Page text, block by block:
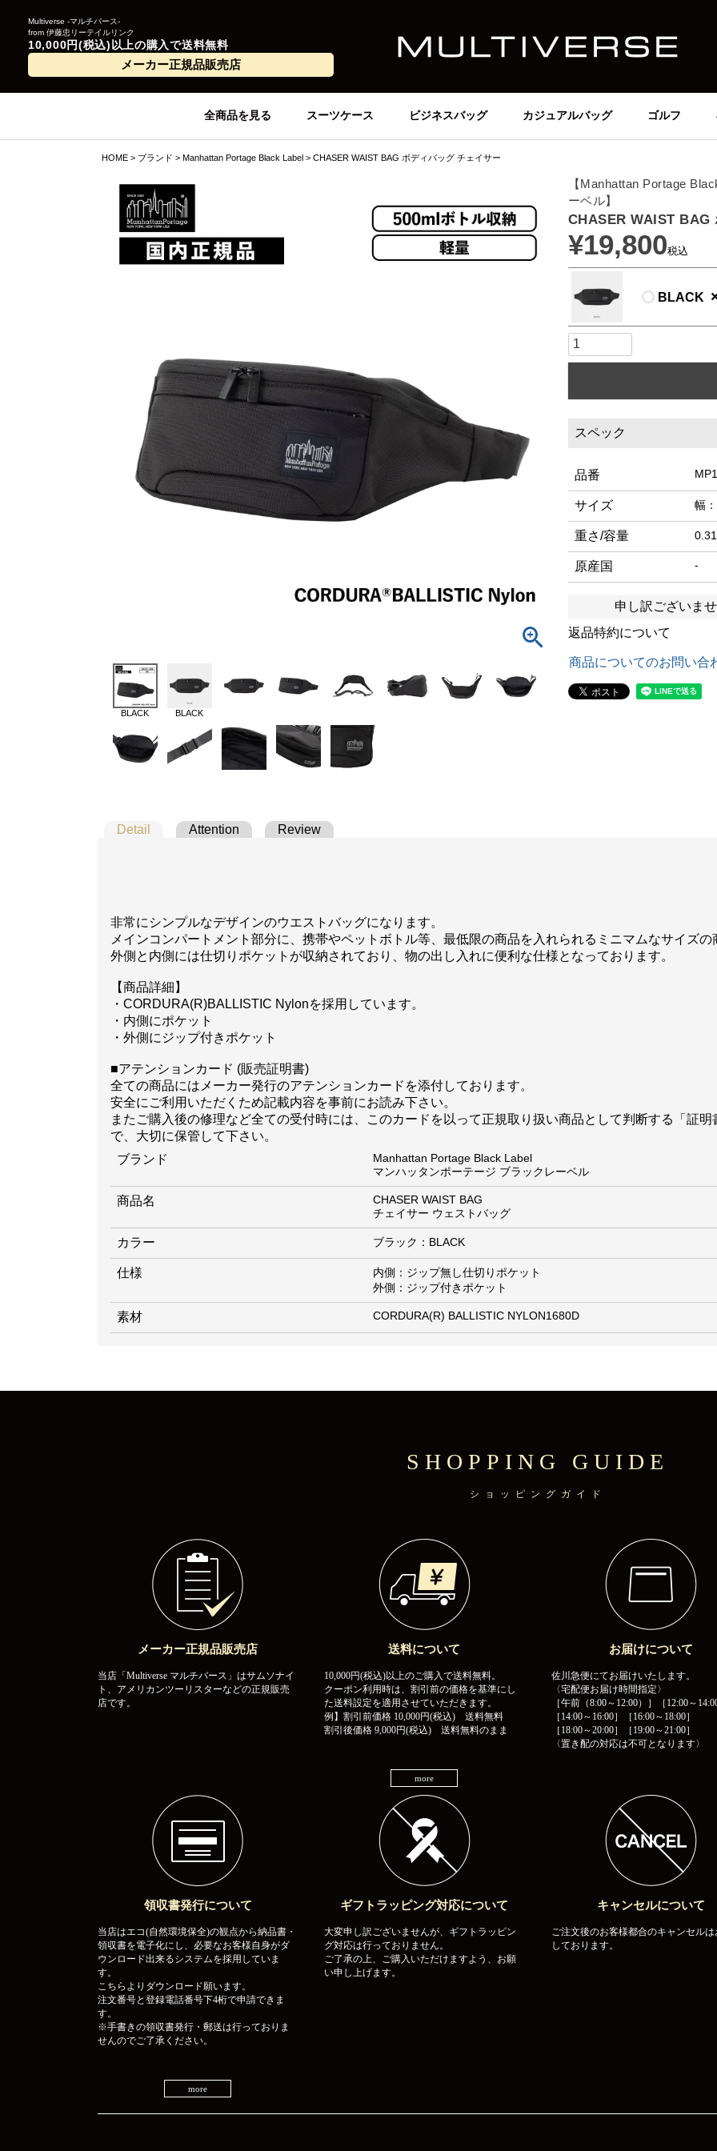
Multiverse -マルチバース-
from 伊藤忠リーテイルリンク
10,000円(税込)以上の購入で送料無料
メーカー正規品販売店
全商品を見る スーツケース ビジネスバッグ カジュアルバッグ ゴルフ
HOME ブランド Manhattan Portage Black Label CHASER WAIST BAG ボディバッグ チェイサー
BLACK BLACK
【Manhattan Portage
ーベル】
CHASER WAIST BAG
¥19,800税込
BLACK
スペック
品番
サイズ 幅
重さ/容量
原産国 -
申し訳ございま
返品特約について
商品についてのお問い合
Detail Attention Review
非常にシンプルなデザインのウエストバッグになります。
メインコンパートメント部分に、携帯やペットボトル等、最低限の商品を入れられるミニマムなサイズの
外側と内側には仕切りポケットが収納されており、物の出し入れに便利な仕様となっております。
【商品詳細】
・CORDURA(R)BALLISTIC Nylonを採用しています。
・内側にポケット
・外側にジップ付きポケット
■アテンションカード (販売証明書)
全ての商品にはメーカー発行のアテンションカードを添付しております。
安全にご利用いただくため記載内容を事前にお読み下さい。
またご購入後の修理など全ての受付時には、このカードを以って正規取り扱い商品として判断する「証
で、大切に保管して下さい。
ブランド
Manhattan Portage Black Label
マンハッタンポーテージ ブラックレーベル
商品名
CHASER WAIST BAG
チェイサー ウェストバッグ
カラー ブラック：BLACK
仕様
内側：ジップ無し仕切りポケット
外側：ジップ付きポケット
素材 CORDURA(R) BALLISTIC NYLON1680D
SHOPPING GUIDE
ショッピングガイド
メーカー正規品販売店
当店「Multiverse マルチバース」はサムソナイ
ト、アメリカンツーリスターなどの正規販売
店です。
送料について
10,000円(税込)以上のご購入で送料無料。
クーポン利用時は、割引前の価格を基準にし
た送料設定を適用させていただきます。
例】割引前価格 10,000円(税込) 送料無料
割引後価格 9,000円(税込) 送料無料のまま
more
お届けについて
佐川急便にてお届けいたします。
〈宅配便お届け時間指定〉
［午前（8:00～12:00）］［12:00～14:00
［14:00～16:00］［16:00～18:00］
［18:00～20:00］［19:00～21:00］
〈置き配の対応は不可となります〉
領収書発行について
当店はエコ(自然環境保全)の観点から納品書・
領収書を電子化にし、必要なお客様自身がダ
ウンロード出来るシステムを採用していま
す。
こちらよりダウンロード願います。
注文番号と登録電話番号下4桁で申請できま
す。
※手書きの領収書発行・郵送は行っておりま
せんのでご了承ください。
more
ギフトラッピング対応について
大変申し訳ございませんが、ギフトラッピン
グ対応は行っておりません。
ご了承の上、ご購入いただけますよう、お願
い申し上げます。
キャンセルについて
ご注文後のお客様都合のキャンセルは
しております。